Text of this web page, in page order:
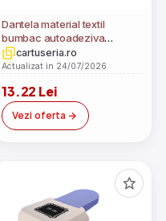
Dantela material textil
bumbac autoadeziva
Albastru
cartuseria.ro
Actualizat in 24/07/2026
13.22 Lei
Vezi oferta